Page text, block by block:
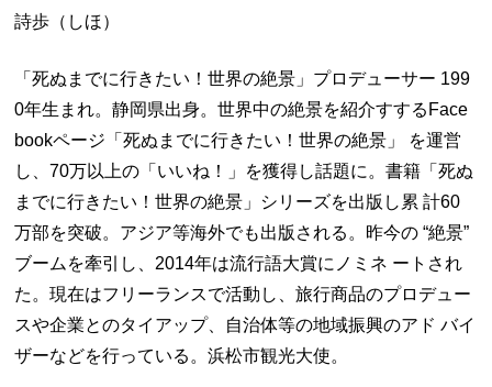
詩歩（しほ）
「死ぬまでに行きたい！世界の絶景」プロデューサー 199
0年生まれ。静岡県出身。世界中の絶景を紹介すするFace
bookページ「死ぬまでに行きたい！世界の絶景」 を運営
し、70万以上の「いいね！」を獲得し話題に。書籍「死ぬ
までに行きたい！世界の絶景」シリーズを出版し累 計60
万部を突破。アジア等海外でも出版される。昨今の “絶景”
ブームを牽引し、2014年は流行語大賞にノミネ ートされ
た。現在はフリーランスで活動し、旅行商品のプロデュー
スや企業とのタイアップ、自治体等の地域振興のアド バイ
ザーなどを行っている。浜松市観光大使。